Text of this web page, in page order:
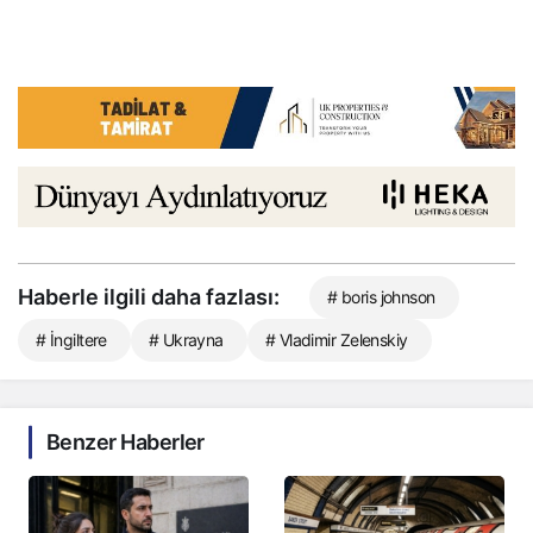
Haberle ilgili daha fazlası: # boris johnson
# İngiltere # Ukrayna # Vladimir Zelenskiy
Benzer Haberler